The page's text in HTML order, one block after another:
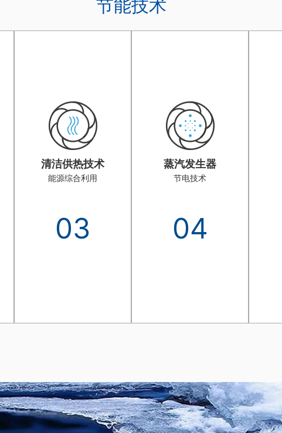
节能技术
清洁供热技术
能源综合利用
03
蒸汽发生器
节电技术
04